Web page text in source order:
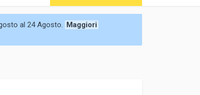
al 24 Agosto. Maggiori